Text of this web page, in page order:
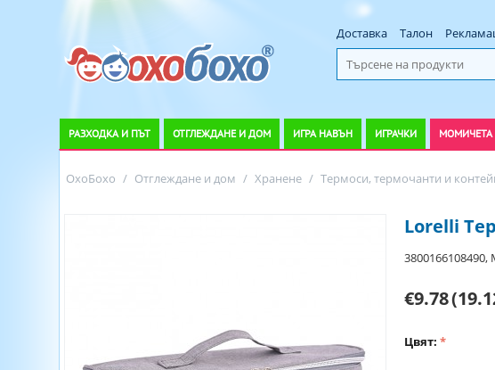
Доставка Талон
РАЗХОДКА И ПЪТ ОТГЛЕЖДАНЕ И ДОМ ИГРА НАВЪН ИГРАЧКИ МОМИЧЕТА
ОхоБохо / Отглеждане и дом / Хранене / Термоси, термочанти и
Lorelli
€9.78
Цвят: